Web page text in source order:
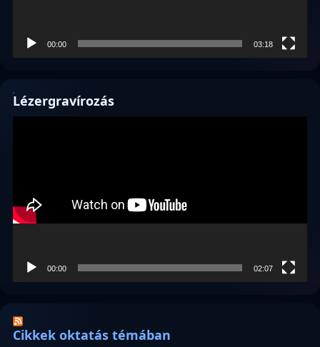
00:00 03:18
Lézergravírozás
00:00 02:07
Cikkek oktatás témában